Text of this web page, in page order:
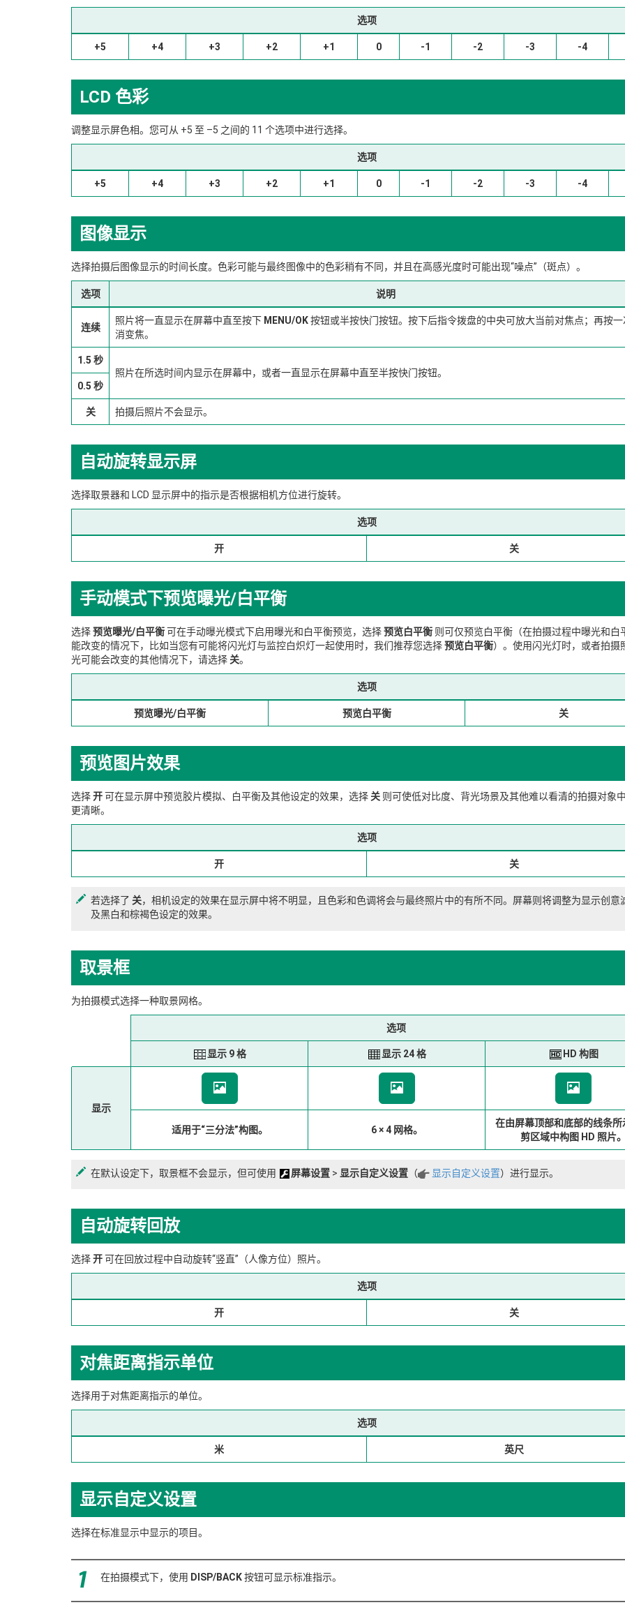
选项
+5 +4 +3 +2 +1 0 -1 -2 -3 -4
LCD 色彩
调整显示屏色相。您可从 +5 至 –5 之间的 11 个选项中进行选择。
选项
+5 +4 +3 +2 +1 0 -1 -2 -3 -4
图像显示
选择拍摄后图像显示的时间长度。色彩可能与最终图像中的色彩稍有不同，并且在高感光度时可能出现“噪点”（斑点）。
选项 说明
连续
照片将一直显示在屏幕中直至按下 MENU/OK按钮或半按快门按钮。按下后指令拨盘的中央可放大当前对焦点；再按一
消变焦。
1.5 秒
照片在所选时间内显示在屏幕中，或者一直显示在屏幕中直至半按快门按钮。
0.5 秒
关 拍摄后照片不会显示。
自动旋转显示屏
选择取景器和 LCD 显示屏中的指示是否根据相机方位进行旋转。
选项
开 关
手动模式下预览曝光/白平衡
选择预览曝光/白平衡可在手动曝光模式下启用曝光和白平衡预览，选择预览白平衡 则可仅预览白平衡（在拍摄过程中曝光和白
能改变的情况下，比如当您有可能将闪光灯与监控白炽灯一起使用时，我们推荐您选择预览白平衡）。使用闪光灯时，或者拍摄
光可能会改变的其他情况下，请选择 关。
选项
预览曝光/白平衡 预览白平衡 关
预览图片效果
选择开可在显示屏中预览胶片模拟、白平衡及其他设定的效果，选择 关 则可使低对比度、背光场景及其他难以看清的拍摄对象
更清晰。
选项
开 关
若选择了 关，相机设定的效果在显示屏中将不明显，且色彩和色调将会与最终照片中的有所不同。屏幕则将调整为显示创意
及黑白和棕褐色设定的效果。
取景框
为拍摄模式选择一种取景网格。
选项
显示 9 格 显示 24 格 HD 构图
显示
适用于“三分法”构图。
6 × 4 网格。
在由屏幕顶部和底部的线条所
剪区域中构图 HD 照片。
在默认设定下，取景框不会显示，但可使用 屏幕设置> 显示自定义设置（ 显示自定义设置）进行显示。
自动旋转回放
选择开可在回放过程中自动旋转“竖直”（人像方位）照片。
选项
开 关
对焦距离指示单位
选择用于对焦距离指示的单位。
选项
米 英尺
显示自定义设置
选择在标准显示中显示的项目。
在拍摄模式下，使用 DISP/BACK按钮可显示标准指示。